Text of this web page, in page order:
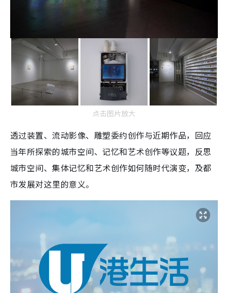
点击图片放大
透过装置、流动影像、雕塑委约创作与近期作品，回应
当年所探索的城市空间、记忆和艺术创作等议题，反思
城市空间、集体记忆和艺术创作如何随时代演变，及都
市发展对这里的意义。